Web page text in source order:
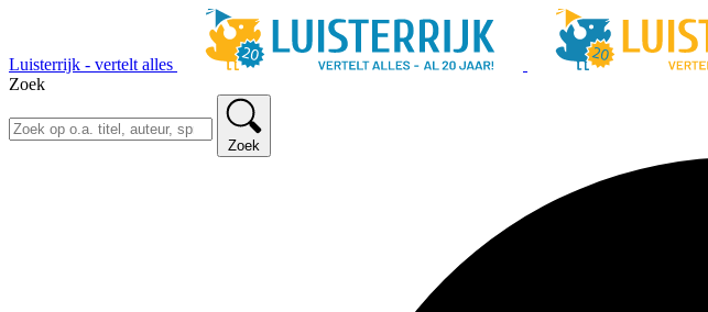
Luisterrijk - vertelt alles
Zoek
Zoek